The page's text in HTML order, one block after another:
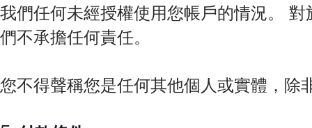
我們任何未經授權使用您帳戶的情況。
們不承擔任何責任。
您不得聲稱您是任何其他個人或實體，除